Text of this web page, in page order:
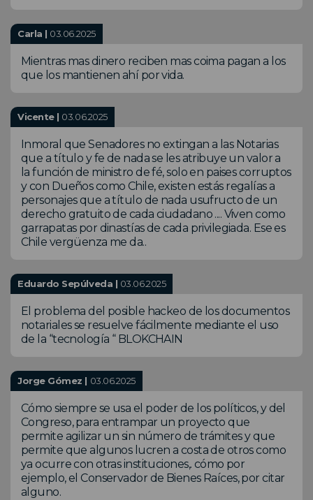
Carla | 03.06.2025
Mientras mas dinero reciben mas coima pagan a los
que los mantienen ahí por vida.
Vicente | 03.06.2025
Inmoral que Senadores no extingan a las Notarias
que a título y fe de nada se les atribuye un valor a
la función de ministro de fé, solo en paises corruptos
y con Dueños como Chile, existen estás regalías a
personajes que a título de nada usufructo de un
derecho gratuito de cada ciudadano .... Viven como
garrapatas por dinastías de cada privilegiada. Ese es
Chile vergüenza me da..
Eduardo Sepúlveda | 03.06.2025
El problema del posible hackeo de los documentos
notariales se resuelve fácilmente mediante el uso
de la “tecnología “ BLOKCHAIN
Jorge Gómez | 03.06.2025
Cómo siempre se usa el poder de los políticos, y del
Congreso, para entrampar un proyecto que
permite agilizar un sin número de trámites y que
permite que algunos lucren a costa de otros como
ya ocurre con otras instituciones,. cómo por
ejemplo, el Conservador de Bienes Raíces, por citar
alguno.